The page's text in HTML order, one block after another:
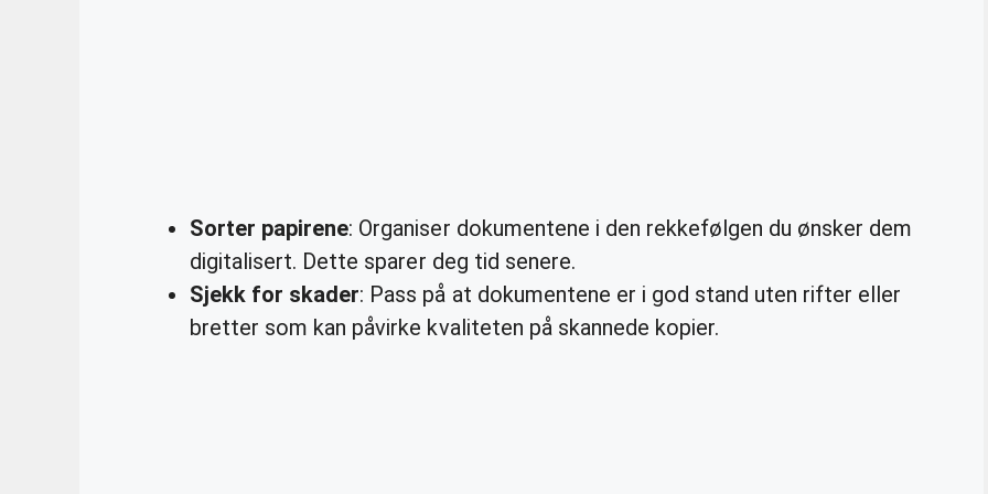
Sorter papirene: Organiser dokumentene i den rekkefølgen du ønsker dem
digitalisert. Dette sparer deg tid senere.
Sjekk for skader: Pass på at dokumentene er i god stand uten rifter eller
bretter som kan påvirke kvaliteten på skannede kopier.